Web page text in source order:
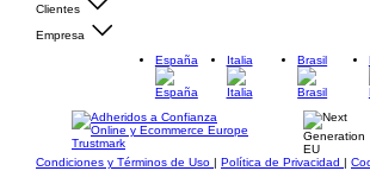
Clientes
Empresa
España
Italia Brasil
Condiciones y Términos de Uso | Política de Privacidad |